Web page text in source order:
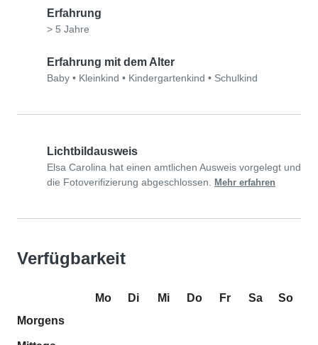
Erfahrung
> 5 Jahre
Erfahrung mit dem Alter
Baby • Kleinkind • Kindergartenkind • Schulkind
Lichtbildausweis
Elsa Carolina hat einen amtlichen Ausweis vorgelegt und
die Fotoverifizierung abgeschlossen.
Mehr erfahren
Verfügbarkeit
Mo Di Mi Do Fr Sa
So
Morgens